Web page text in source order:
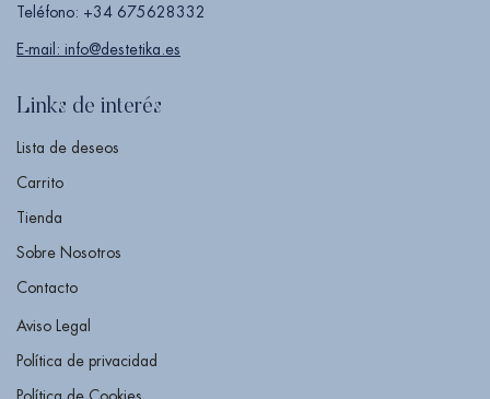
Teléfono: +34 675628332
E-mail: info@destetika.es
Links de interés
Lista de deseos
Carrito
Tienda
Sobre Nosotros
Contacto
Aviso Legal
Política de privacidad